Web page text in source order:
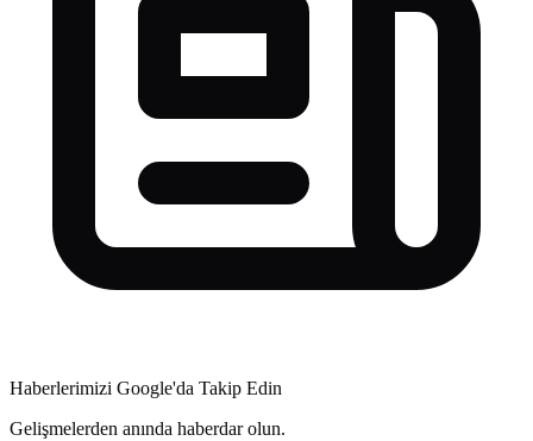
Haberlerimizi Google'da Takip Edin
Gelişmelerden anında haberdar olun.